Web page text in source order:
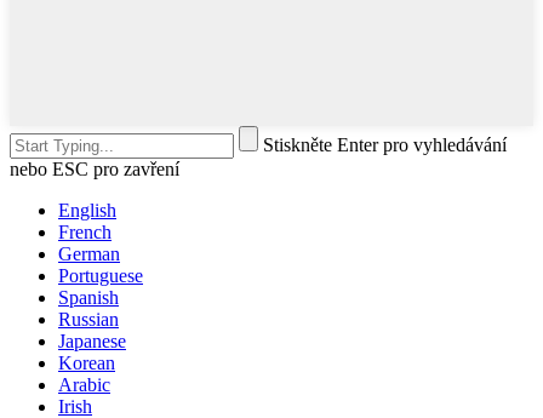
Stiskněte Enter pro vyhledávání
nebo ESC pro zavření
English
French
German
Portuguese
Spanish
Russian
Japanese
Korean
Arabic
Irish